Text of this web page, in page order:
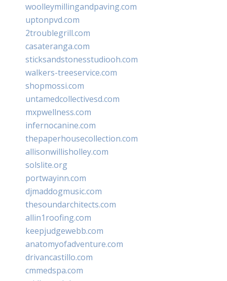
woolleymillingandpaving.com
uptonpvd.com
2troublegrill.com
casateranga.com
sticksandstonesstudiooh.com
walkers-treeservice.com
shopmossi.com
untamedcollectivesd.com
mxpwellness.com
infernocanine.com
thepaperhousecollection.com
allisonwillisholley.com
solslite.org
portwayinn.com
djmaddogmusic.com
thesoundarchitects.com
allin1roofing.com
keepjudgewebb.com
anatomyofadventure.com
drivancastillo.com
cmmedspa.com